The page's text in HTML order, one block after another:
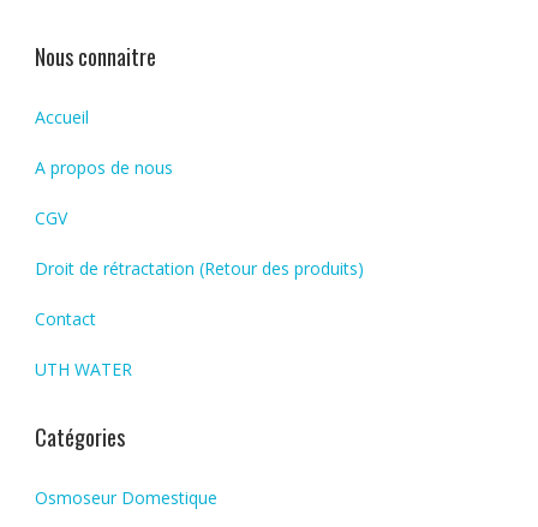
Nous connaitre
Accueil
A propos de nous
CGV
Droit de rétractation (Retour des produits)
Contact
UTH WATER
Catégories
Osmoseur Domestique